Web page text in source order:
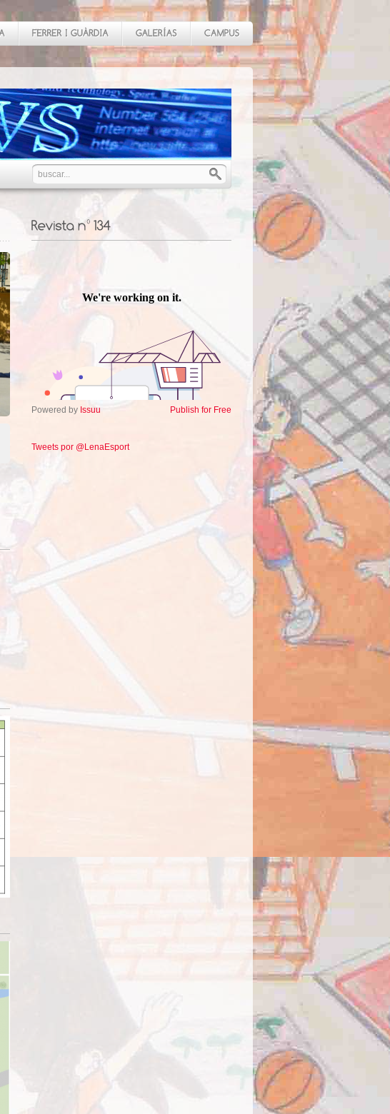
Powered by Issuu Publish for Free
Tweets por @LenaEsport